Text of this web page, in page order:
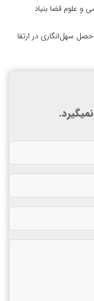
و علوم قضا بنیاد
سهل‌انگاری در ارتقا